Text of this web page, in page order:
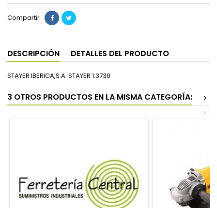
Compartir
DESCRIPCIÓN DETALLES DEL PRODUCTO
STAYER IBERICA,S.A. STAYER 1.3730
3 OTROS PRODUCTOS EN LA MISMA CATEGORÍA:
>
<